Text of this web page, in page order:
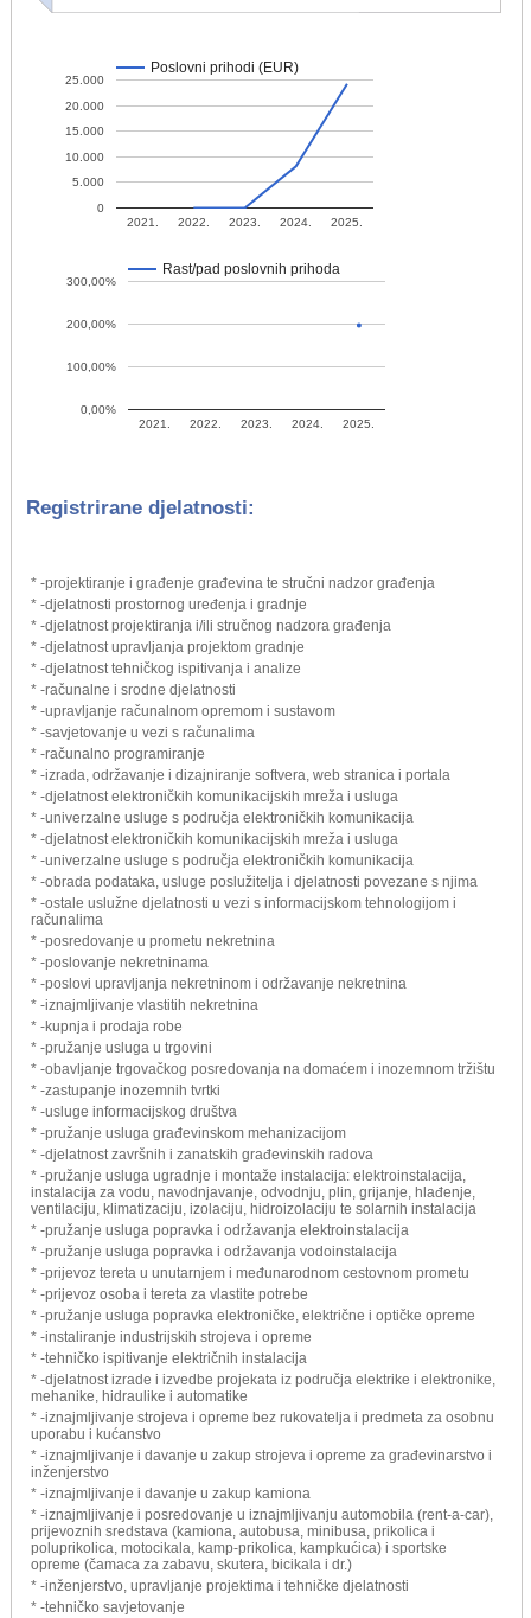
Poslovni prihodi (EUR)
2021. 2022. 2023. 2024. 2025.
0
5.000
10.000
15.000
20.000
25.000
Rast/pad poslovnih prihoda
2021. 2022. 2023. 2024. 2025.
0,00%
100,00%
200,00%
300,00%
Registrirane djelatnosti:
* -projektiranje i građenje građevina te stručni nadzor građenja
* -djelatnosti prostornog uređenja i gradnje
* -djelatnost projektiranja i/ili stručnog nadzora građenja
* -djelatnost upravljanja projektom gradnje
* -djelatnost tehničkog ispitivanja i analize
* -računalne i srodne djelatnosti
* -upravljanje računalnom opremom i sustavom
* -savjetovanje u vezi s računalima
* -računalno programiranje
* -izrada, održavanje i dizajniranje softvera, web stranica i portala
* -djelatnost elektroničkih komunikacijskih mreža i usluga
* -univerzalne usluge s područja elektroničkih komunikacija
* -djelatnost elektroničkih komunikacijskih mreža i usluga
* -univerzalne usluge s područja elektroničkih komunikacija
* -obrada podataka, usluge poslužitelja i djelatnosti povezane s njima
* -ostale uslužne djelatnosti u vezi s informacijskom tehnologijom i
računalima
* -posredovanje u prometu nekretnina
* -poslovanje nekretninama
* -poslovi upravljanja nekretninom i održavanje nekretnina
* -iznajmljivanje vlastitih nekretnina
* -kupnja i prodaja robe
* -pružanje usluga u trgovini
* -obavljanje trgovačkog posredovanja na domaćem i inozemnom tržištu
* -zastupanje inozemnih tvrtki
* -usluge informacijskog društva
* -pružanje usluga građevinskom mehanizacijom
* -djelatnost završnih i zanatskih građevinskih radova
* -pružanje usluga ugradnje i montaže instalacija: elektroinstalacija,
instalacija za vodu, navodnjavanje, odvodnju, plin, grijanje, hlađenje,
ventilaciju, klimatizaciju, izolaciju, hidroizolaciju te solarnih instalacija
* -pružanje usluga popravka i održavanja elektroinstalacija
* -pružanje usluga popravka i održavanja vodoinstalacija
* -prijevoz tereta u unutarnjem i međunarodnom cestovnom prometu
* -prijevoz osoba i tereta za vlastite potrebe
* -pružanje usluga popravka elektroničke, električne i optičke opreme
* -instaliranje industrijskih strojeva i opreme
* -tehničko ispitivanje električnih instalacija
* -djelatnost izrade i izvedbe projekata iz područja elektrike i elektronike,
mehanike, hidraulike i automatike
* -iznajmljivanje strojeva i opreme bez rukovatelja i predmeta za osobnu
uporabu i kućanstvo
* -iznajmljivanje i davanje u zakup strojeva i opreme za građevinarstvo i
inženjerstvo
* -iznajmljivanje i davanje u zakup kamiona
* -iznajmljivanje i posredovanje u iznajmljivanju automobila (rent-a-car),
prijevoznih sredstava (kamiona, autobusa, minibusa, prikolica i
poluprikolica, motocikala, kamp-prikolica, kampkućica) i sportske
opreme (čamaca za zabavu, skutera, bicikala i dr.)
* -inženjerstvo, upravljanje projektima i tehničke djelatnosti
* -tehničko savjetovanje